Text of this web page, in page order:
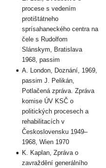
procese s vedením
protištátneho
sprísahaneckého centra na
čele s Rudolfom
Slánskym, Bratislava
1968, passim
A. London, Doznání, 1969,
passim J. Pelikán,
Potlačená zpráva. Zpráva
komise ÚV KSČ o
politických procesech a
rehabilitacích v
Československu 1949–
1968, Wien 1970
K. Kaplan, Zpráva o
zavraždění generálního